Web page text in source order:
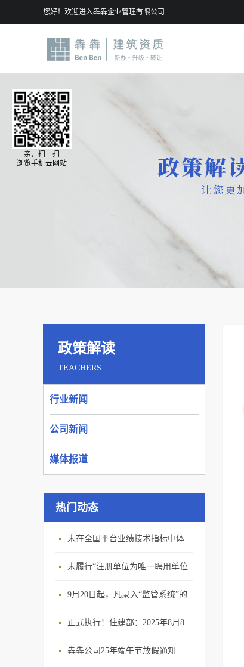
您好！欢迎进入犇犇企业管理有限公司
政策解读
TEACHERS
行业新闻
公司新闻
媒体报道
热门动态
未在全国平台业绩技术指标中体现个人角色的业绩，在资质审查时不作为有效业绩认定！
未履行“注册单位为唯一聘用单位”的承诺，撤销注册许可，三年内不得再次申请建造师注册
9月20日起，凡录入“监管系统”的建造师、职称人员，均需上传社保缴纳凭证！
正式执行！住建部：2025年8月8日起，建筑市政工程全面禁止9项技术！
犇犇公司25年端午节放假通知
亲，扫一扫
浏览手机云网站